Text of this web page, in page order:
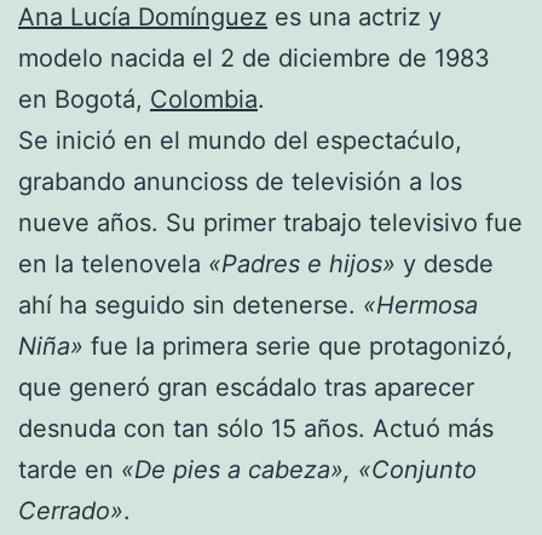
Ana Lucía Domínguez es una actriz y
modelo nacida el 2 de diciembre de 1983
en Bogotá, Colombia.
Se inició en el mundo del espectaćulo,
grabando anuncioss de televisión a los
nueve años. Su primer trabajo televisivo fue
en la telenovela «Padres e hijos» y desde
ahí ha seguido sin detenerse. «Hermosa
Niña» fue la primera serie que protagonizó,
que generó gran escádalo tras aparecer
desnuda con tan sólo 15 años. Actuó más
tarde en «De pies a cabeza», «Conjunto
Cerrado».